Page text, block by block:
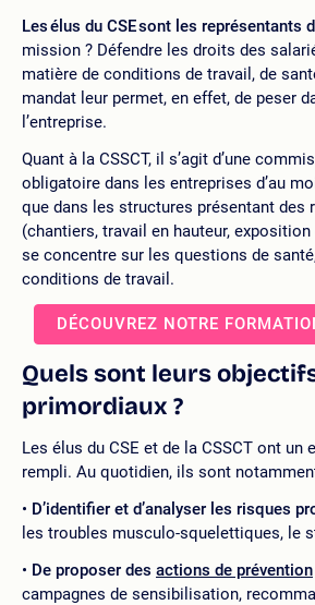
Les élus du CSE sont les représentants
mission ? Défendre les droits des
matière de conditions de travail, de
mandat leur permet, en effet, de peser
l’entreprise.
Quant à la CSSCT, il s’agit d’une
obligatoire dans les entreprises d’au
que dans les structures présentant des
(chantiers, travail en hauteur,
se concentre sur les questions de
conditions de travail.
DÉCOUVREZ NOTRE
Quels sont leurs
primordiaux ?
Les élus du CSE et de la CSSCT ont un
rempli. Au quotidien, ils sont
D’identifier et d’analyser les risques
les troubles musculo-squelettiques, le
De proposer des actions de prévention
campagnes de sensibilisation,